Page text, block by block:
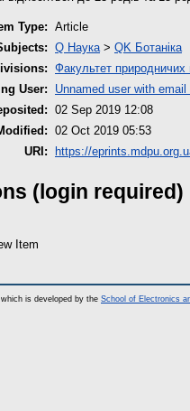
Type: Article
Q Наука> QK Ботаніка
Факультет природничих
User:
Unnamed user with email
02 Sep 2019 12:08
02 Oct 2019 05:53
URI:
https://
(login required)
Item
which is developed by the School of Electronics